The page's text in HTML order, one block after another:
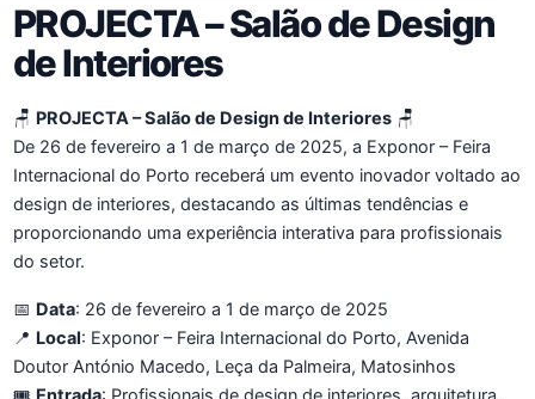
PROJECTA – Salão de Design
de Interiores
🪑 PROJECTA – Salão de Design de Interiores 🪑
De 26 de fevereiro a 1 de março de 2025, a Exponor – Feira
Internacional do Porto receberá um evento inovador voltado ao
design de interiores, destacando as últimas tendências e
proporcionando uma experiência interativa para profissionais
do setor.
📅 Data: 26 de fevereiro a 1 de março de 2025
📍 Local: Exponor – Feira Internacional do Porto, Avenida
Doutor António Macedo, Leça da Palmeira, Matosinhos